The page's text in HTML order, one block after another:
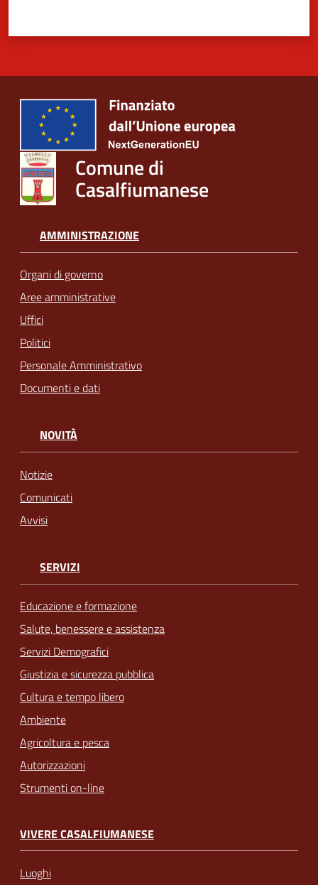
Comune di
Casalfiumanese
AMMINISTRAZIONE
Organi di governo
Aree amministrative
Uffici
Politici
Personale Amministrativo
Documenti e dati
NOVITÀ
Notizie
Comunicati
Avvisi
SERVIZI
Educazione e formazione
Salute, benessere e assistenza
Servizi Demografici
Giustizia e sicurezza pubblica
Cultura e tempo libero
Ambiente
Agricoltura e pesca
Autorizzazioni
Strumenti on-line
VIVERE CASALFIUMANESE
Luoghi